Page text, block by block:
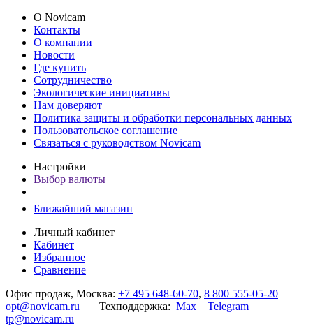
О Novicam
Контакты
О компании
Новости
Где купить
Сотрудничество
Экологические инициативы
Нам доверяют
Политика защиты и обработки персональных данных
Пользовательское соглашение
Связаться с руководством Novicam
Настройки
Выбор валюты
Ближайший магазин
Личный кабинет
Кабинет
Избранное
Сравнение
Офис продаж, Москва: +7 495 648-60-70, 8 800 555-05-20
opt@novicam.ru Техподдержка: Max
Telegram
tp@novicam.ru